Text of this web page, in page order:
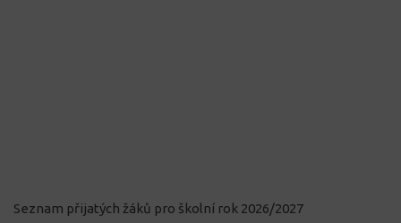
Seznam přijatých žáků pro školní rok 2026/2027